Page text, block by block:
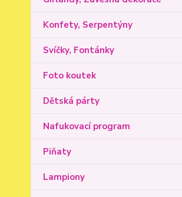
Konfety, Serpentýny
Svíčky, Fontánky
Foto koutek
Dětská párty
Nafukovací program
Piňaty
Lampiony